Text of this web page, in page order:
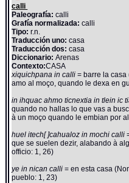
calli
Paleografía: calli
Grafía normalizada: calli
Tipo: r.n.
Traducción uno: casa
Traducción dos: casa
Diccionario:Arenas
Contexto:CASA
xiquichpana in calli= barre la casa
amo al moço, quando le dexa en
in ihquac ahmo ticnextia in tlein ic
quando no hallas lo que vas a
à un moço quando le embian por
huel itech[ ]cahualoz in mochi calli
que se suelen dezir, alabando à
officio: 1, 26)
ye in nican calli= en esta casa
pueblo: 1, 23)